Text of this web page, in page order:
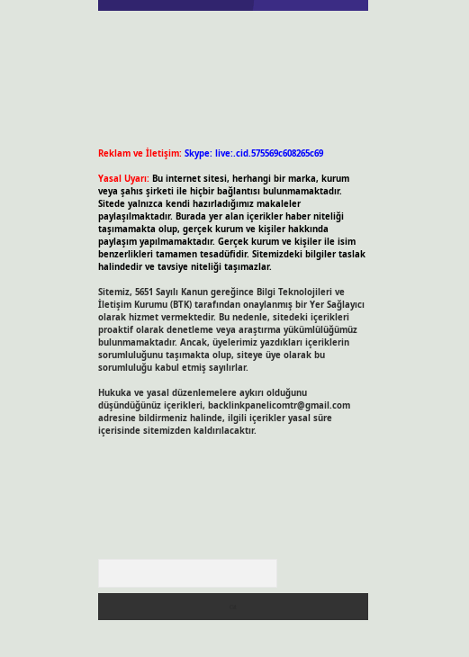
Reklam ve İletişim: Skype: live:.cid.575569c608265c69
Yasal Uyarı: Bu internet sitesi, herhangi bir marka, kurum
veya şahıs şirketi ile hiçbir bağlantısı bulunmamaktadır.
Sitede yalnızca kendi hazırladığımız makaleler
paylaşılmaktadır. Burada yer alan içerikler haber niteliği
taşımamakta olup, gerçek kurum ve kişiler hakkında
paylaşım yapılmamaktadır. Gerçek kurum ve kişiler ile isim
benzerlikleri tamamen tesadüfidir. Sitemizdeki bilgiler taslak
halindedir ve tavsiye niteliği taşımazlar.
Sitemiz, 5651 Sayılı Kanun gereğince Bilgi Teknolojileri ve
İletişim Kurumu (BTK) tarafından onaylanmış bir Yer Sağlayıcı
olarak hizmet vermektedir. Bu nedenle, sitedeki içerikleri
proaktif olarak denetleme veya araştırma yükümlülüğümüz
bulunmamaktadır. Ancak, üyelerimiz yazdıkları içeriklerin
sorumluluğunu taşımakta olup, siteye üye olarak bu
sorumluluğu kabul etmiş sayılırlar.
Hukuka ve yasal düzenlemelere aykırı olduğunu
düşündüğünüz içerikleri, backlinkpanelicomtr@gmail.com
adresine bildirmeniz halinde, ilgili içerikler yasal süre
içerisinde sitemizden kaldırılacaktır.